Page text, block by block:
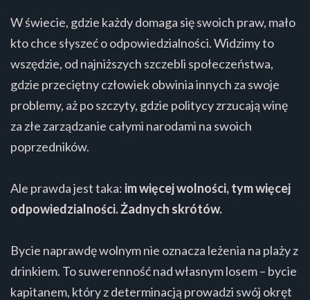
W świecie, gdzie każdy domaga się swoich praw, mało
kto chce słyszeć o odpowiedzialności. Widzimy to
wszędzie, od najniższych szczebli społeczeństwa,
gdzie przeciętny człowiek obwinia innych za swoje
problemy, aż po szczyty, gdzie politycy zrzucają winę
za złe zarządzanie całymi narodami na swoich
poprzedników.
Ale prawda jest taka: im więcej wolności, tym więcej
odpowiedzialności. Żadnych skrótów.
Bycie naprawdę wolnym nie oznacza leżenia na plaży z
drinkiem. To suwerenność nad własnym losem – bycie
kapitanem, który z determinacją prowadzi swój okręt